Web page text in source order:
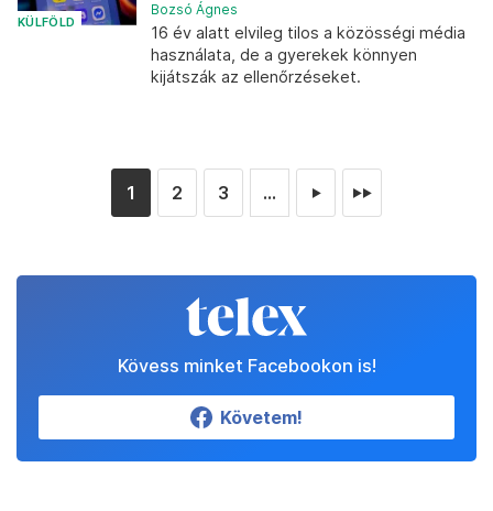
KÜLFÖLD
Bozsó Ágnes
16 év alatt elvileg tilos a közösségi média
használata, de a gyerekek könnyen
kijátszák az ellenőrzéseket.
1 2 3 ... ► ►►
Kövess minket Facebookon is!
Követem!